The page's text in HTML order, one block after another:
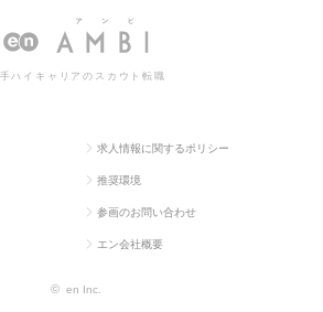
自由・賞与年2回の求人情報
ハイキャリアのスカウト転職
求人情報に関するポリシー
推奨環境
参画のお問い合わせ
エン会社概要
© en Inc.